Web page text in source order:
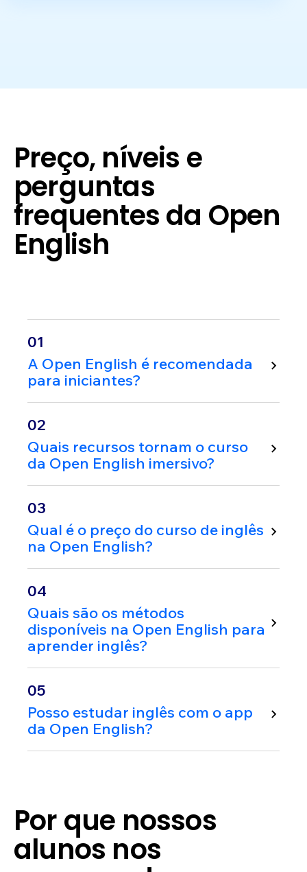
Preço, níveis e
perguntas
frequentes da Open
English
01
A Open English é recomendada
para iniciantes?
02
Quais recursos tornam o curso
da Open English imersivo?
03
Qual é o preço do curso de inglês
na Open English?
04
Quais são os métodos
disponíveis na Open English para
aprender inglês?
05
Posso estudar inglês com o app
da Open English?
Por que nossos
alunos nos